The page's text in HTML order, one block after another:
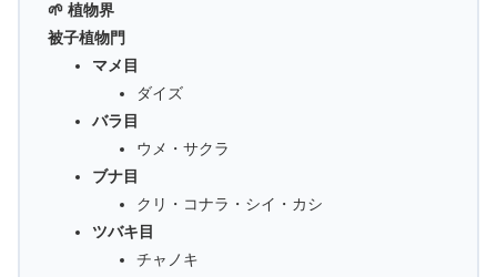
🌱 植物界
被子植物門
マメ目
ダイズ
バラ目
ウメ・サクラ
ブナ目
クリ・コナラ・シイ・カシ
ツバキ目
チャノキ